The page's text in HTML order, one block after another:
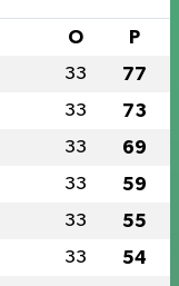
O P
33 77
33 73
33 69
33 59
33 55
33 54